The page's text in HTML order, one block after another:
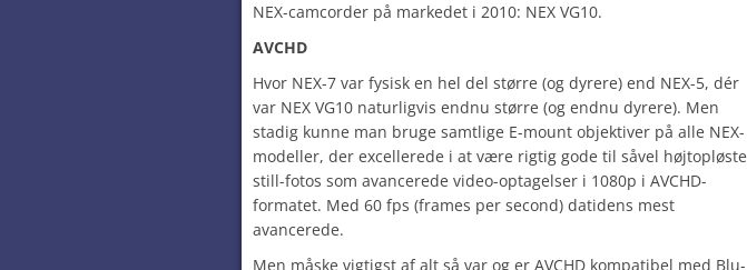
NEX-camcorder på markedet i 2010: NEX VG10.
AVCHD
Hvor NEX-7 var fysisk en hel del større (og dyrere) end NEX-5, dér
var NEX VG10 naturligvis endnu større (og endnu dyrere). Men
stadig kunne man bruge samtlige E-mount objektiver på alle NEX-
modeller, der excellerede i at være rigtig gode til såvel højtopløste
still-fotos som avancerede video-optagelser i 1080p i AVCHD-
formatet. Med 60 fps (frames per second) datidens mest
avancerede.
Men måske vigtigst af alt så var og er AVCHD kompatibel med Blu-